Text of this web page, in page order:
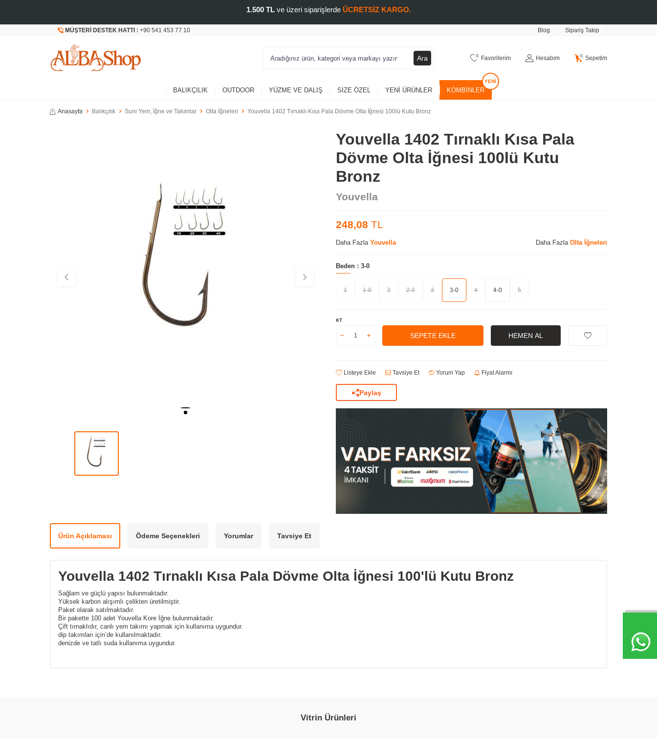
1.500 TLve üzeri siparişlerde ÜCRETSİZ KARGO.
MÜŞTERI DESTEK HATTI : +90 541 453 77 10 Blog Sipariş Takip
Ara 0 Favorilerim Hesabım 0 Sepetim
BALIKÇILIK OUTDOOR YÜZME VE DALIŞ SIZE ÖZEL YENI ÜRÜNLER KOMBINLER
Anasayfa Balıkçılık Suni Yem, İğne ve Takımlar Olta İğneleri Youvella 1402 Tırnaklı Kısa Pala Dövme Olta İğnesi 100lü Kutu Bronz
Youvella 1402 Tırnaklı Kısa Pala
Dövme Olta İğnesi 100lü Kutu
Bronz
Youvella
248,08 TL
Daha Fazla Youvella Daha Fazla Olta İğneleri
Beden : 3-0
1 1-0 2 2-0 3 3-0 4 4-0 5
KT
SEPETE EKLE HEMEN AL
Listeye Ekle Tavsiye Et Yorum Yap Fiyat Alarmı
Paylaş
Ürün Açıklaması Ödeme Seçenekleri Yorumlar Tavsiye Et
Youvella 1402 Tırnaklı Kısa Pala Dövme Olta İğnesi 100'lü Kutu Bronz
Sağlam ve güçlü yapısı bulunmaktadır.
Yüksek karbon alışımlı çelikten üretilmiştir.
Paket olarak satılmaktadır.
Bir pakette 100 adet Youvella Kore İğne bulunmaktadır.
Çift tırnaklıdır, canlı yem takımı yapmak için kullanıma uygundur.
dip takımları için’de kullanılmaktadır.
denizde ve tatlı suda kullanıma uygundur.
Vitrin Ürünleri